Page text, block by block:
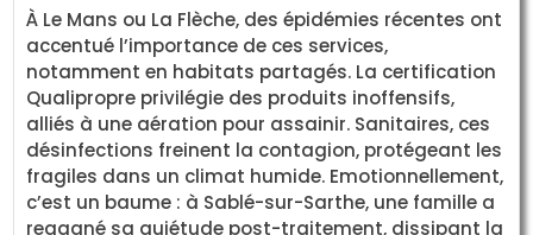
À Le Mans ou La Flèche, des épidémies récentes ont
accentué l’importance de ces services,
notamment en habitats partagés. La certification
Qualipropre privilégie des produits inoffensifs,
alliés à une aération pour assainir. Sanitaires, ces
désinfections freinent la contagion, protégeant les
fragiles dans un climat humide. Emotionnellement,
c’est un baume : à Sablé-sur-Sarthe, une famille a
regagné sa quiétude post-traitement, dissipant la